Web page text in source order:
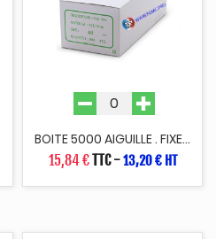
BOITE 5000 AIGUILLE . FIXE...
15,84 €TTC-13,20 € HT